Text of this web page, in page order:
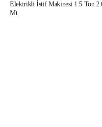
Elektrikli İstif Makinesi 1.5 Ton
Mt